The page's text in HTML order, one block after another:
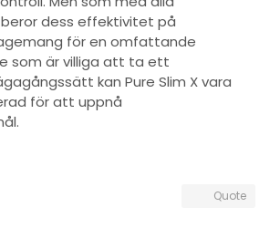
dess effektivitet på
för en omfattande
som är villiga att ta ett
kan Pure Slim X vara
för att uppnå
Quote